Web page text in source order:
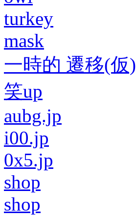
turkey
mask
一時的 遷移(仮)
笑up
aubg.jp
i00.jp
0x5.jp
shop
shop